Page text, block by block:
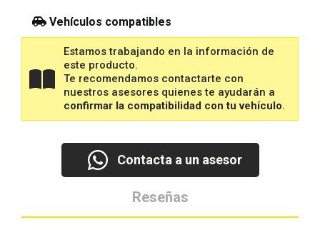
Vehículos compatibles
Estamos trabajando en la información de
este producto.
Te recomendamos contactarte con
nuestros asesores quienes te ayudarán a
confirmar la compatibilidad con tu vehículo.
Contacta a un asesor
Reseñas